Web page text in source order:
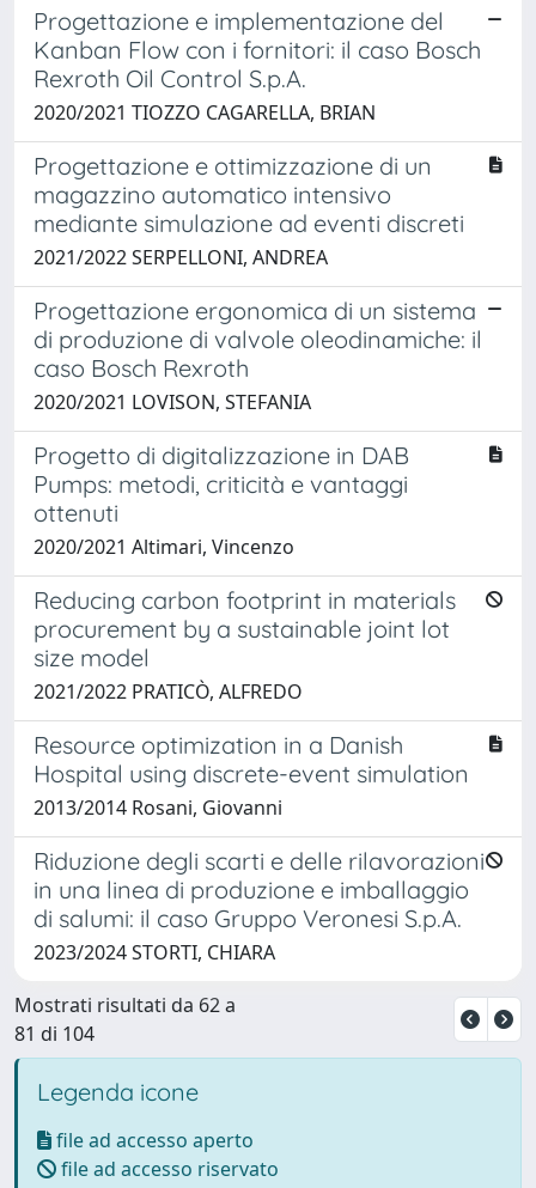
Progettazione e implementazione del
Kanban Flow con i fornitori: il caso Bosch
Rexroth Oil Control S.p.A.
2020/2021 TIOZZO CAGARELLA, BRIAN
Progettazione e ottimizzazione di un
magazzino automatico intensivo
mediante simulazione ad eventi discreti
2021/2022 SERPELLONI, ANDREA
Progettazione ergonomica di un sistema
di produzione di valvole oleodinamiche: il
caso Bosch Rexroth
2020/2021 LOVISON, STEFANIA
Progetto di digitalizzazione in DAB
Pumps: metodi, criticità e vantaggi
ottenuti
2020/2021 Altimari, Vincenzo
Reducing carbon footprint in materials
procurement by a sustainable joint lot
size model
2021/2022 PRATICÒ, ALFREDO
Resource optimization in a Danish
Hospital using discrete-event simulation
2013/2014 Rosani, Giovanni
Riduzione degli scarti e delle rilavorazioni
in una linea di produzione e imballaggio
di salumi: il caso Gruppo Veronesi S.p.A.
2023/2024 STORTI, CHIARA
Mostrati risultati da 62 a
81 di 104
Legenda icone
file ad accesso aperto
file ad accesso riservato